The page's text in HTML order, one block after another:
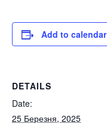
Add to calendar
DETAILS
Date:
25 Березня, 2025